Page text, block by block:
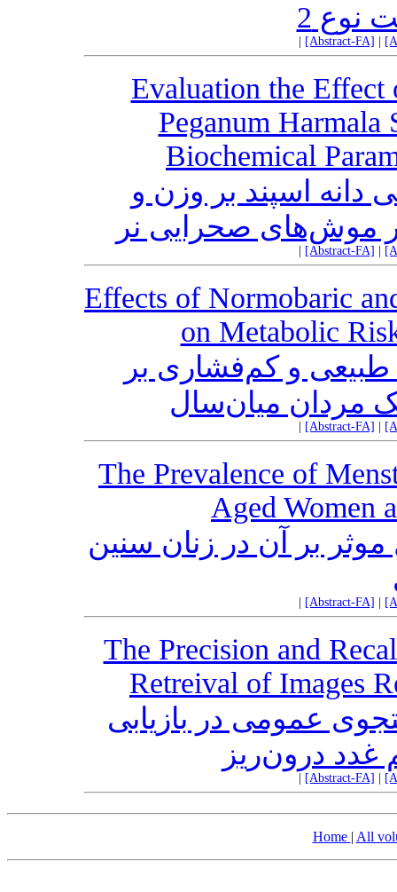
نوع 2
[Abstract-FA]
Evaluation the
Peganum Harmala
Biochemical
دانه اسپند بر وزن و
موش‌‌های صحرایی نر
[Abstract-FA]
Effects of Normobaric
on Metabolic
طبیعی و کم‌فشاری بر
مردان میان‌سال
[Abstract-FA]
The Prevalence of
Aged Women
بر آن در زنان سنین
[Abstract-FA]
The Precision and
Retreival of Images
عمومی در بازیابی
غدد درون‌ریز
[Abstract-FA]
Home | All